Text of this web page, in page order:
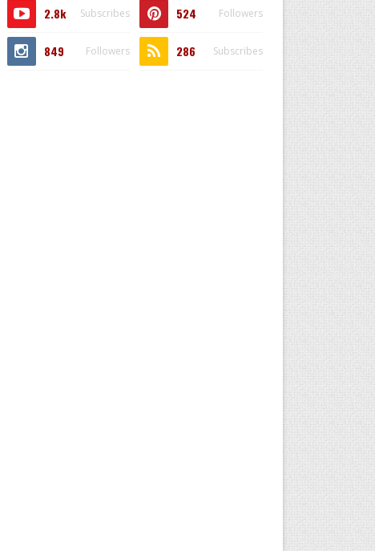
2.8k Subscribes 524 Followers
849 Followers 286 Subscribes